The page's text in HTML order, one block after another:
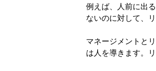
例えば、人前に出
ないのに対して、
マネージメントと
は人を導きます。